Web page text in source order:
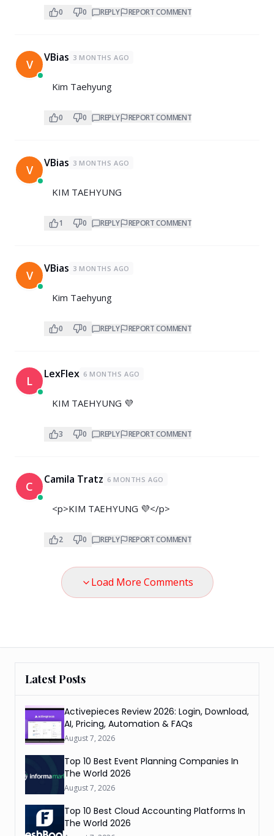
0 0 REPLY REPORT COMMENT
V VBias 3 MONTHS AGO
Kim Taehyung
0 0 REPLY REPORT COMMENT
V VBias 3 MONTHS AGO
KIM TAEHYUNG
1 0 REPLY REPORT COMMENT
V VBias 3 MONTHS AGO
Kim Taehyung
0 0 REPLY REPORT COMMENT
L LexFlex 6 MONTHS AGO
KIM TAEHYUNG 💜
3 0 REPLY REPORT COMMENT
C Camila Tratz 6 MONTHS AGO
<p>KIM TAEHYUNG 💜</p>
2 0 REPLY REPORT COMMENT
Load More Comments
Latest Posts
Activepieces Review 2026: Login, Download,
AI, Pricing, Automation & FAQs
August 7, 2026
Top 10 Best Event Planning Companies In
The World 2026
August 7, 2026
Top 10 Best Cloud Accounting Platforms In
The World 2026